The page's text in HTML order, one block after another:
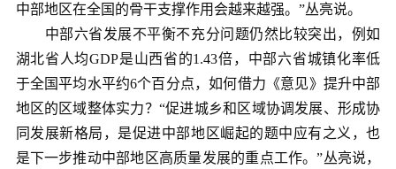
中部地区在全国的骨干支撑作用会越来越强。”丛亮说。
中部六省发展不平衡不充分问题仍然比较突出，例如
湖北省人均GDP是山西省的1.43倍，中部六省城镇化率低
于全国平均水平约6个百分点，如何借力《意见》提升中部
地区的区域整体实力？“促进城乡和区域协调发展、形成协
同发展新格局，是促进中部地区崛起的题中应有之义，也
是下一步推动中部地区高质量发展的重点工作。”丛亮说，